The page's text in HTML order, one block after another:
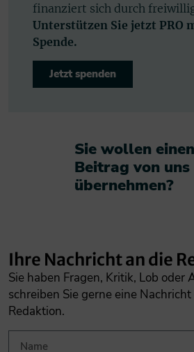
finanziert sich durch
Unterstützen Sie jetzt PRO
Spende.
Jetzt spenden
Sie wollen einen
Beitrag von uns
übernehmen?​
Ihre Nachricht an die
Sie haben Fragen, Kritik, Lob oder
schreiben Sie gerne eine
Redaktion.